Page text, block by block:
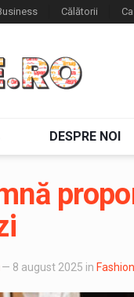
Călătorii
DESPRE NOI
— 8 august 2025 in Fashion